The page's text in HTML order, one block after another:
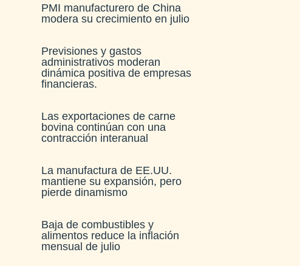
PMI manufacturero de China
modera su crecimiento en julio​
Previsiones y gastos
administrativos moderan
dinámica positiva de empresas
financieras​.
Las exportaciones de carne
bovina continúan con una
contracción interanual
La manufactura de EE.UU.
mantiene su expansión, pero
pierde dinamismo
Baja de combustibles y
alimentos reduce la inflación
mensual de julio​